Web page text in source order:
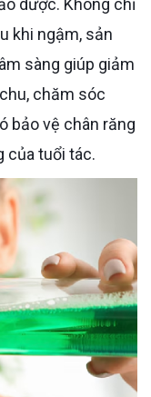
khi ngậm, sản
sàng giúp giảm
chăm sóc
bảo vệ chân răng
của tuổi tác.